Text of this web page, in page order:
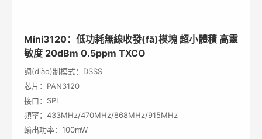
Mini3120：低功耗無線收發(fā)模塊 超小體積 高靈
敏度 20dBm 0.5ppm TXCO
調(diào)制模式：DSSS
芯片：PAN3120
接口：SPI
頻率：433MHz/470MHz/868MHz/915MHz
輸出功率：100mW